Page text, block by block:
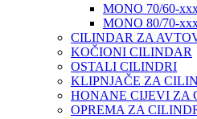
MONO 70/60-
MONO 80/70-
CILINDAR ZA
KOČIONI CILINDAR
OSTALI CILINDRI
KLIPNJAČE ZA
HONANE CIJEVI ZA
OPREMA ZA